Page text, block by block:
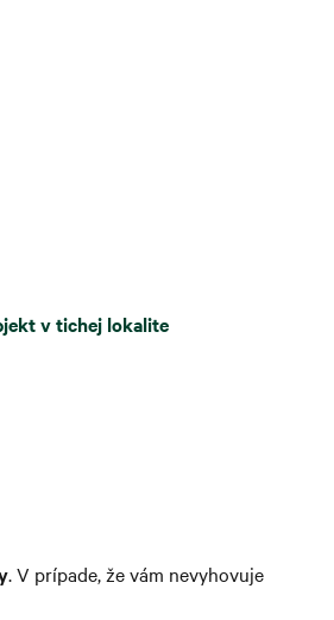
v tichej lokalite
. V prípade, že vám nevyhovuje